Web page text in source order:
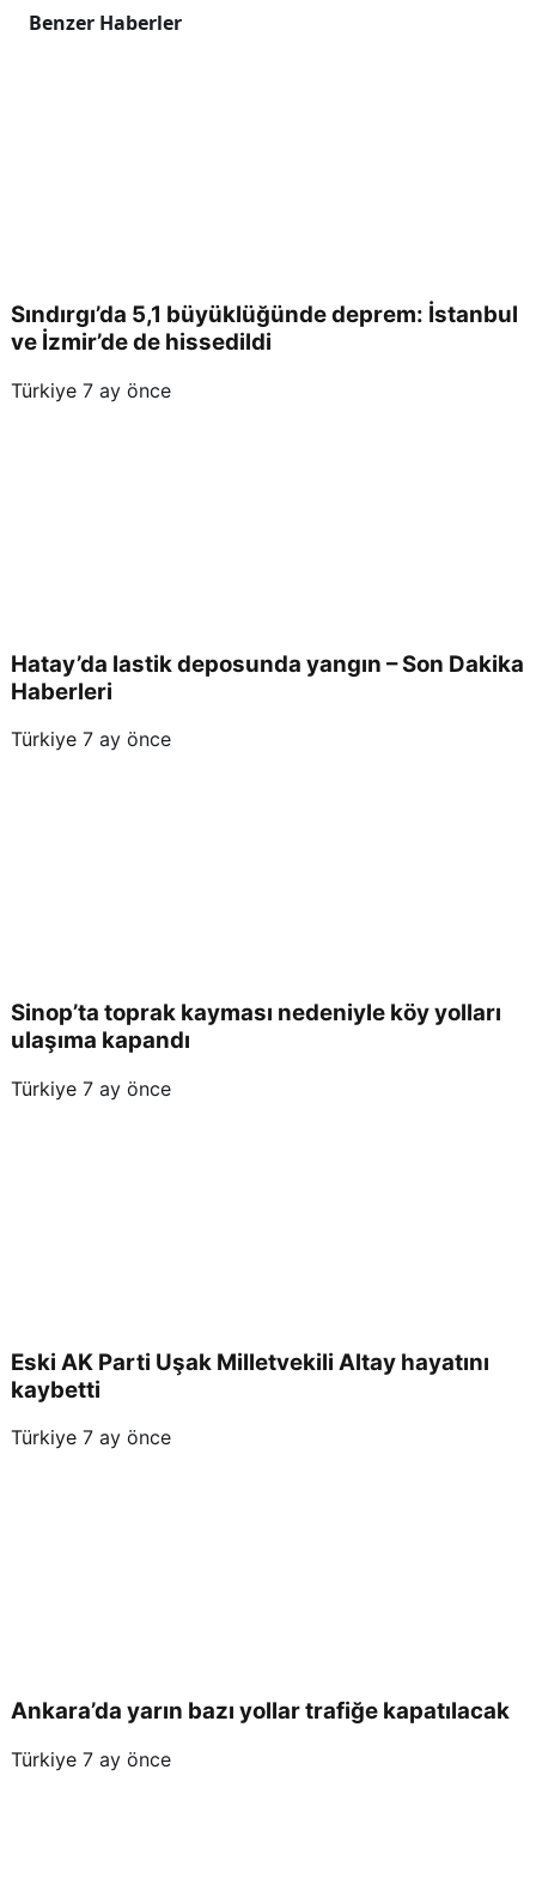
Benzer Haberler
Sındırgı’da 5,1 büyüklüğünde deprem: İstanbul
ve İzmir’de de hissedildi
Türkiye 7 ay önce
Hatay’da lastik deposunda yangın – Son Dakika
Haberleri
Türkiye 7 ay önce
Sinop’ta toprak kayması nedeniyle köy yolları
ulaşıma kapandı
Türkiye 7 ay önce
Eski AK Parti Uşak Milletvekili Altay hayatını
kaybetti
Türkiye 7 ay önce
Ankara’da yarın bazı yollar trafiğe kapatılacak
Türkiye 7 ay önce